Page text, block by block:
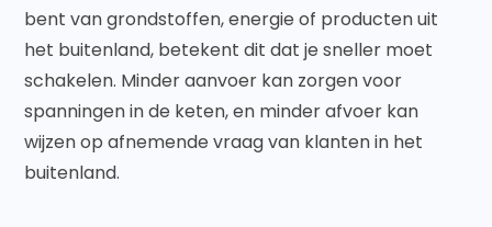
bent van grondstoffen, energie of producten uit
het buitenland, betekent dit dat je sneller moet
schakelen. Minder aanvoer kan zorgen voor
spanningen in de keten, en minder afvoer kan
wijzen op afnemende vraag van klanten in het
buitenland.